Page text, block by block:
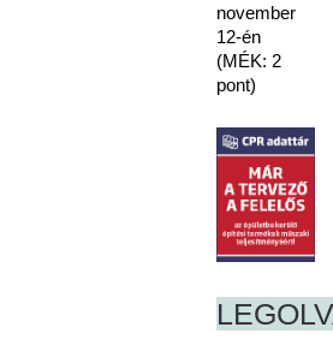
november
12-én
(MÉK: 2
pont)